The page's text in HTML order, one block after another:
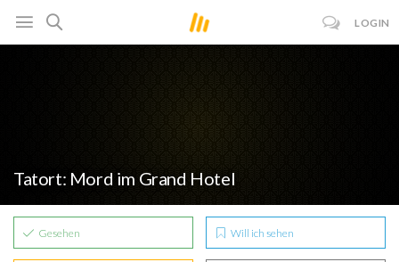
LOGIN
Tatort: Mord im Grand Hotel
Gesehen Will ich sehen